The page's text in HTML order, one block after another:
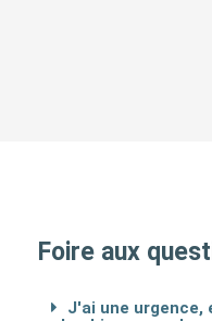
Foire aux
J'ai une urgence,